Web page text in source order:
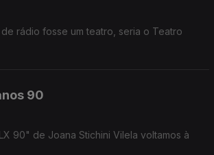
rádio fosse um teatro, seria o Teatro
90
90" de Joana Stichini Vilela voltamos à